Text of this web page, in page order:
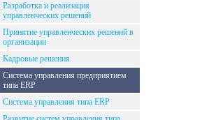
Разработка и реализация
управленческих решений
Принятие управленческих решений в
организации
Кадровые решения
Система управления предприятием
типа ERP
Система управления типа ERP